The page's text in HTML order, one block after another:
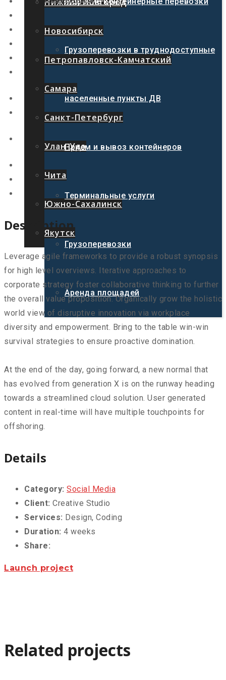
Новосибирск
Петропавловск-Камчатский
Самара
Санкт-Петербург
Улан-Удэ
Чита
Южно-Сахалинск
Якутск
Грузоперевозки в труднодоступные
населенные пункты ДВ
Прием и вывоз контейнеров
Терминальные услуги
Грузоперевозки
Аренда площадей
Description
Leverage agile frameworks to provide a robust synopsis
for high level overviews. Iterative approaches to
corporate strategy foster collaborative thinking to further
the overall value proposition. Organically grow the holistic
world view of disruptive innovation via workplace
diversity and empowerment. Bring to the table win-win
survival strategies to ensure proactive domination.
At the end of the day, going forward, a new normal that
has evolved from generation X is on the runway heading
towards a streamlined cloud solution. User generated
content in real-time will have multiple touchpoints for
offshoring.
Details
Category: Social Media
Client: Creative Studio
Services: Design, Coding
Duration: 4 weeks
Share:
Launch project
Related projects